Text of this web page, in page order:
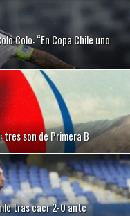
Colo: “En Copa Chile uno
tres son de Primera B
tras caer 2-0 ante